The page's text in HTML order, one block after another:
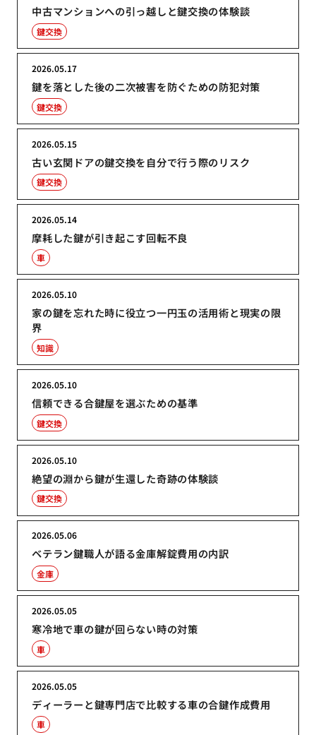
中古マンションへの引っ越しと鍵交換の体験談
鍵交換
鍵を落とした後の二次被害を防ぐための防犯対策
2026.05.17
鍵交換
古い玄関ドアの鍵交換を自分で行う際のリスク
2026.05.15
鍵交換
摩耗した鍵が引き起こす回転不良
2026.05.14
車
家の鍵を忘れた時に役立つ一円玉の活用術と現実の限
界
2026.05.10
知識
信頼できる合鍵屋を選ぶための基準
2026.05.10
鍵交換
絶望の淵から鍵が生還した奇跡の体験談
2026.05.10
鍵交換
ベテラン鍵職人が語る金庫解錠費用の内訳
2026.05.06
金庫
寒冷地で車の鍵が回らない時の対策
2026.05.05
車
ディーラーと鍵専門店で比較する車の合鍵作成費用
2026.05.05
車